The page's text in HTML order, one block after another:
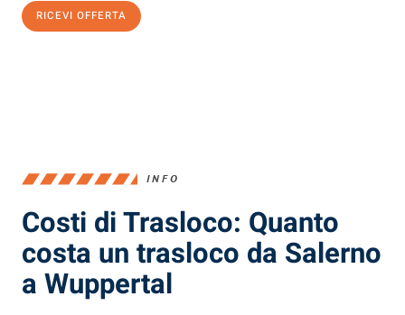
RICEVI OFFERTA
INFO
Costi di Trasloco: Quanto
costa un trasloco da Salerno
a Wuppertal